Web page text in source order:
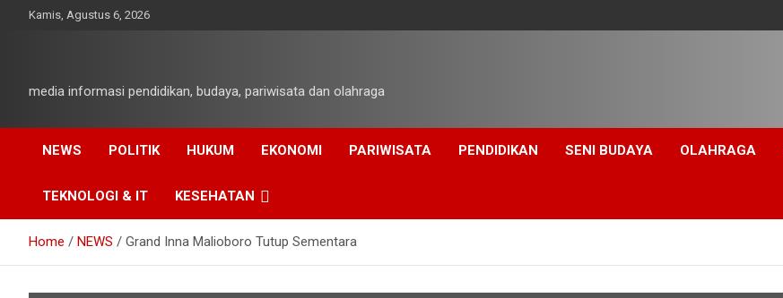
Kamis, Agustus 6, 2026
media informasi pendidikan, budaya, pariwisata dan olahraga
NEWS POLITIK HUKUM EKONOMI PARIWISATA PENDIDIKAN SENI BUDAYA OLAHRAGA
TEKNOLOGI & IT KESEHATAN
Home NEWS Grand Inna Malioboro Tutup Sementara